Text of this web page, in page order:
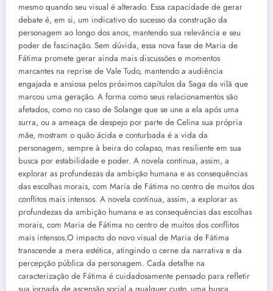
mesmo quando seu visual é alterado. Essa capacidade de gerar
debate é, em si, um indicativo do sucesso da construção da
personagem ao longo dos anos, mantendo sua relevância e seu
poder de fascinação. Sem dúvida, essa nova fase de Maria de
Fátima promete gerar ainda mais discussões e momentos
marcantes na reprise de Vale Tudo, mantendo a audiência
engajada e ansiosa pelos próximos capítulos da Saga da vilã que
marcou uma geração. A forma como seus relacionamentos são
afetados, como no caso de Solange que se une a ela após uma
surra, ou a ameaça de despejo por parte de Celina sua própria
mãe, mostram o quão ácida e conturbada é a vida da
personagem, sempre à beira do colapso, mas resiliente em sua
busca por estabilidade e poder. A novela continua, assim, a
explorar as profundezas da ambição humana e as consequências
das escolhas morais, com Maria de Fátima no centro de muitos dos
conflitos mais intensos. A novela continua, assim, a explorar as
profundezas da ambição humana e as consequências das escolhas
morais, com Maria de Fátima no centro de muitos dos conflitos
mais intensos.O impacto do novo visual de Maria de Fátima
transcende a mera estética, atingindo o cerne da narrativa e da
percepção pública da personagem. Cada detalhe na
caracterização de Fátima é cuidadosamente pensado para refletir